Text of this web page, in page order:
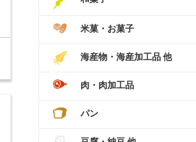
米菓・お菓子
海産物・海産加工品 他
肉・肉加工品
パン